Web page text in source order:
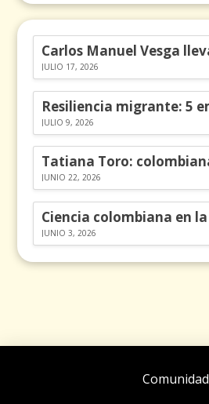
JULIO 17, 2026
JULIO 9, 2026
JUNIO 22, 2026
JUNIO 3, 2026
Comunidad